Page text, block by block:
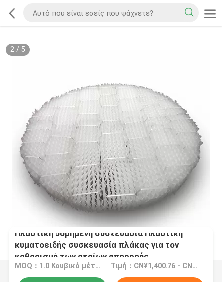
2/ 5
Πλαστική δομημένη συσκευασία Πλαστική
κυματοειδής συσκευασία πλάκας για τον
καθαρισμό των αερίων απορροής
MOQ：1.0 Κουβικό μέτρο/Κουβικό μέτρο (ελάχιστη σειρά) Τιμή：CN¥1,400.76 - CN¥2,801.52